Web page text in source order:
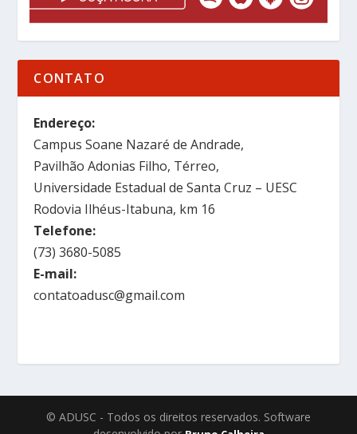
CONTATO
Endereço:
Campus Soane Nazaré de Andrade,
Pavilhão Adonias Filho, Térreo,
Universidade Estadual de Santa Cruz – UESC
Rodovia Ilhéus-Itabuna, km 16
Telefone:
(73) 3680-5085
E-mail:
contatoadusc@gmail.com
© ADUSC - Todos os direitos reservados. Software